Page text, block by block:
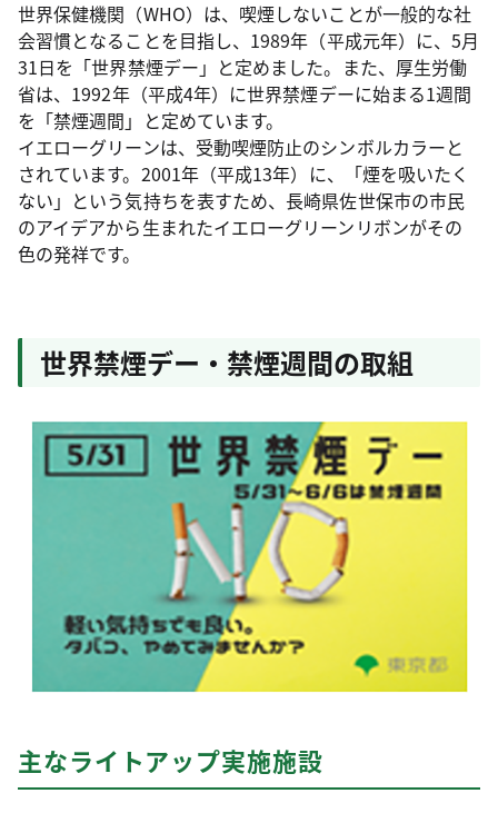
世界保健機関（WHO）は、喫煙しないことが一般的な社
会習慣となることを目指し、1989年（平成元年）に、5月
31日を「世界禁煙デー」と定めました。また、厚生労働
省は、1992年（平成4年）に世界禁煙デーに始まる1週間
を「禁煙週間」と定めています。
イエローグリーンは、受動喫煙防止のシンボルカラーと
されています。2001年（平成13年）に、「煙を吸いたく
ない」という気持ちを表すため、長崎県佐世保市の市民
のアイデアから生まれたイエローグリーンリボンがその
色の発祥です。
世界禁煙デー・禁煙週間の取組
主なライトアップ実施施設